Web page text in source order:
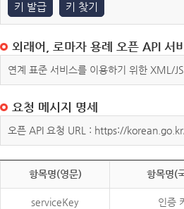
키 발급 키 찾기
외래어, 로마자 용례 오픈 API 서
연계 표준 서비스를 이용하기 위한 XML/
요청 메시지 명세
오픈 API 요청 URL : https://
항목명(영문) 항목명(
serviceKey 인증 키